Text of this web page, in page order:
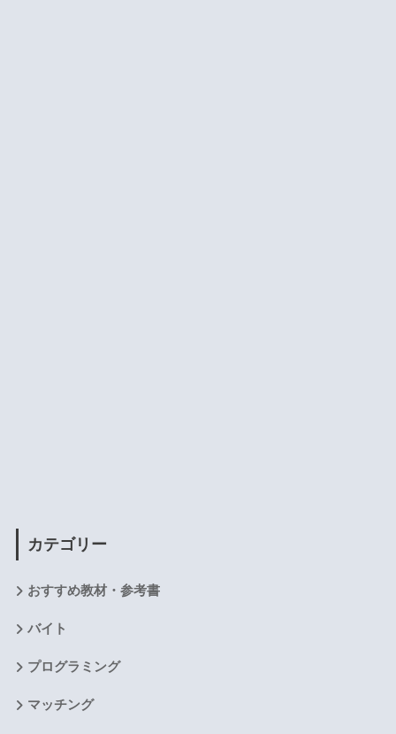
カテゴリー
おすすめ教材・参考書
バイト
プログラミング
マッチング